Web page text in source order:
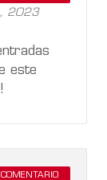
2023
este